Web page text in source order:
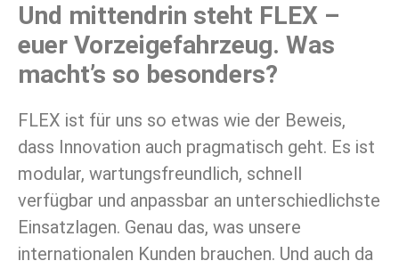
Und mittendrin steht FLEX –
euer Vorzeigefahrzeug. Was
macht’s so besonders?
FLEX ist für uns so etwas wie der Beweis,
dass Innovation auch pragmatisch geht. Es ist
modular, wartungsfreundlich, schnell
verfügbar und anpassbar an unterschiedlichste
Einsatzlagen. Genau das, was unsere
internationalen Kunden brauchen. Und auch da